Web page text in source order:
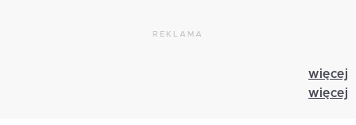
REKLAMA
więcej
więcej